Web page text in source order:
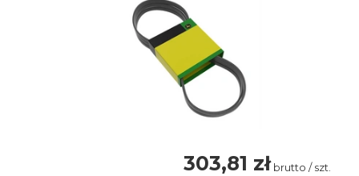
303,81 zł brutto / szt.